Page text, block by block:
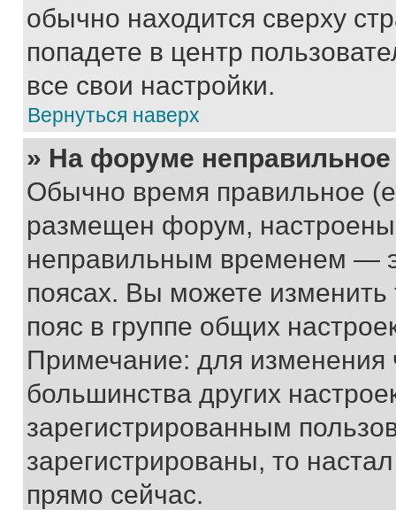
обычно находится сверху
попадете в центр
все свои настройки.
Вернуться наверх
» На форуме
Обычно время правильное
размещен форум, настроены
неправильным временем —
поясах. Вы можете изменить
пояс в группе общих
Примечание: для изменения
большинства других
зарегистрированным
зарегистрированы, то
прямо сейчас.